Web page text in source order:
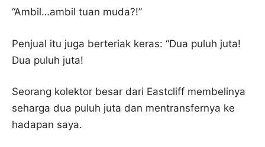
“Ambil…ambil tuan muda?!”
Penjual itu juga berteriak keras: “Dua puluh juta!
Dua puluh juta!
Seorang kolektor besar dari Eastcliff membelinya
seharga dua puluh juta dan mentransfernya ke
hadapan saya.